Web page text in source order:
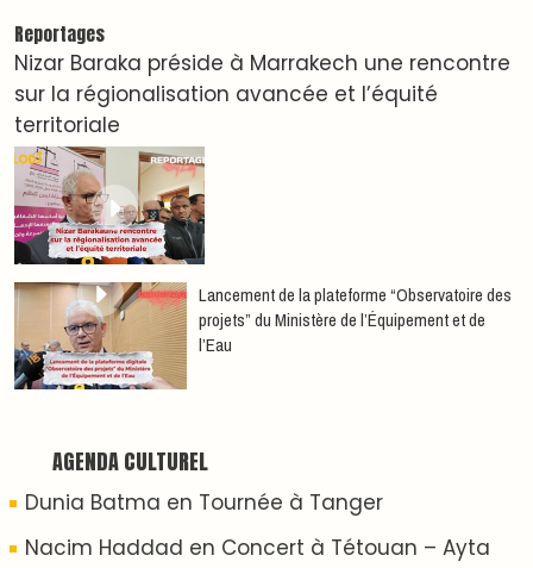
World Tour 2026
Nacim Haddad débarque à Tanger : Le Souffle
du Nord s'éveille !
Nacim Haddad Ayta World Tour à Rabat ( 4ème
date )
Hatim Ammor En Concert Exclusif à Tanger : Un
show Live Exceptionnel Cet été !